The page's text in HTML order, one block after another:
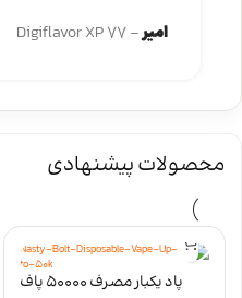
امیر Digiflavor XP 77
محصولات پیشنهادی
پاد یکبار مصرف 50000 پاف